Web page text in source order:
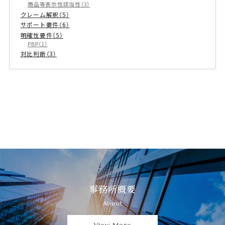
商品等表示性該当性 3
クレーム解釈 5
サポート要件 6
明確性要件 5
PBP 1
対比判断 3
事務所概要
About